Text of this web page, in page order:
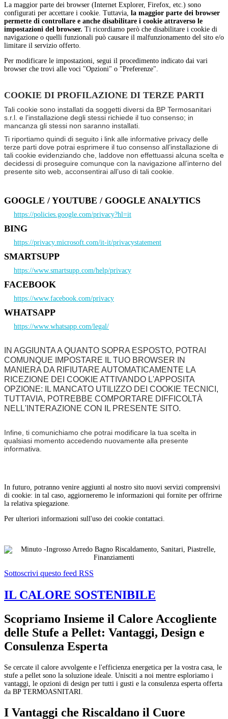
La maggior parte dei browser (Internet Explorer, Firefox, etc.) sono
configurati per accettare i cookie. Tuttavia, la maggior parte dei browser
permette di controllare e anche disabilitare i cookie attraverso le
impostazioni del browser. Ti ricordiamo però che disabilitare i cookie di
navigazione o quelli funzionali può causare il malfunzionamento del sito e/o
limitare il servizio offerto.
Per modificare le impostazioni, segui il procedimento indicato dai vari
browser che trovi alle voci "Opzioni" o "Preferenze".
COOKIE DI PROFILAZIONE DI TERZE PARTI
Tali cookie sono installati da soggetti diversi da BP Termosanitari
s.r.l. e l’installazione degli stessi richiede il tuo consenso; in
mancanza gli stessi non saranno installati.
Ti riportiamo quindi di seguito i link alle informative privacy delle
terze parti dove potrai esprimere il tuo consenso all’installazione di
tali cookie evidenziando che, laddove non effettuassi alcuna scelta e
decidessi di proseguire comunque con la navigazione all’interno del
presente sito web, acconsentirai all’uso di tali cookie.
GOOGLE / YOUTUBE / GOOGLE ANALYTICS
https://policies.google.com/privacy?hl=it
BING
https://privacy.microsoft.com/it-it/privacystatement
SMARTSUPP
https://www.smartsupp.com/help/privacy
FACEBOOK
https://www.facebook.com/privacy
WHATSAPP
https://www.whatsapp.com/legal/
IN AGGIUNTA A QUANTO SOPRA ESPOSTO, POTRAI
COMUNQUE IMPOSTARE IL TUO BROWSER IN
MANIERA DA RIFIUTARE AUTOMATICAMENTE LA
RICEZIONE DEI COOKIE ATTIVANDO L'APPOSITA
OPZIONE: IL MANCATO UTILIZZO DEI COOKIE TECNICI,
TUTTAVIA, POTREBBE COMPORTARE DIFFICOLTÀ
NELL'INTERAZIONE CON IL PRESENTE SITO.
Infine, ti comunichiamo che potrai modificare la tua scelta in
qualsiasi momento accedendo nuovamente alla presente
informativa.
In futuro, potranno venire aggiunti al nostro sito nuovi servizi comprensivi
di cookie: in tal caso, aggiorneremo le informazioni qui fornite per offrirne
la relativa spiegazione.
Per ulteriori informazioni sull'uso dei cookie contattaci.
Sottoscrivi questo feed RSS
IL CALORE SOSTENIBILE
Scopriamo Insieme il Calore Accogliente
delle Stufe a Pellet: Vantaggi, Design e
Consulenza Esperta
Se cercate il calore avvolgente e l'efficienza energetica per la vostra casa, le
stufe a pellet sono la soluzione ideale. Unisciti a noi mentre esploriamo i
vantaggi, le opzioni di design per tutti i gusti e la consulenza esperta offerta
da BP TERMOASNITARI.
I Vantaggi che Riscaldano il Cuore